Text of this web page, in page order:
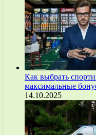
Как выбрать
максимальные
14.10.2025